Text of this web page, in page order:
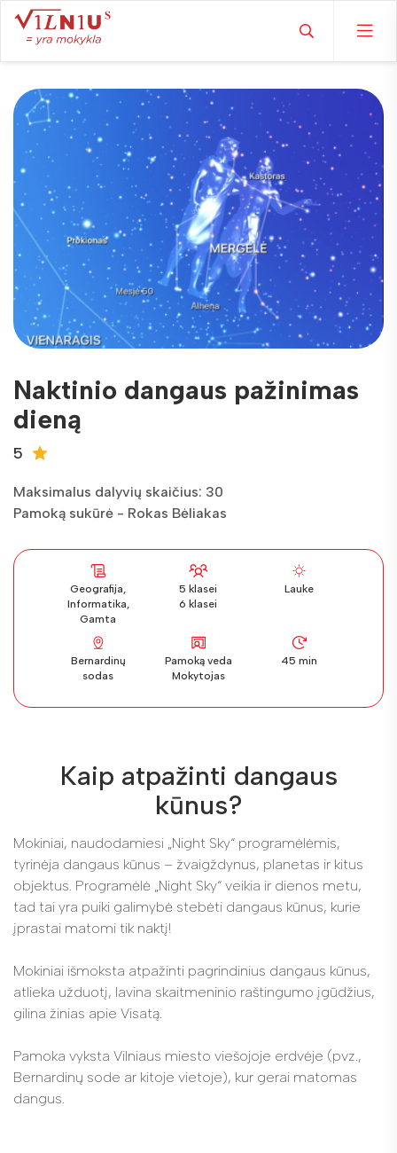
Naktinio dangaus pažinimas
dieną
5
Maksimalus dalyvių skaičius: 30
Pamoką sukūrė - Rokas Bėliakas
Geografija,
Informatika,
Gamta
5 klasei
6 klasei
Lauke
Bernardinų
sodas
Pamoką veda
Mokytojas
45 min
Kaip atpažinti dangaus
kūnus?
Mokiniai, naudodamiesi „Night Sky“ programėlėmis,
tyrinėja dangaus kūnus – žvaigždynus, planetas ir kitus
objektus. Programėlė „Night Sky“ veikia ir dienos metu,
tad tai yra puiki galimybė stebėti dangaus kūnus, kurie
įprastai matomi tik naktį!
Mokiniai išmoksta atpažinti pagrindinius dangaus kūnus,
atlieka užduotį, lavina skaitmeninio raštingumo įgūdžius,
gilina žinias apie Visatą.
Pamoka vyksta Vilniaus miesto viešojoje erdvėje (pvz.,
Bernardinų sode ar kitoje vietoje), kur gerai matomas
dangus.